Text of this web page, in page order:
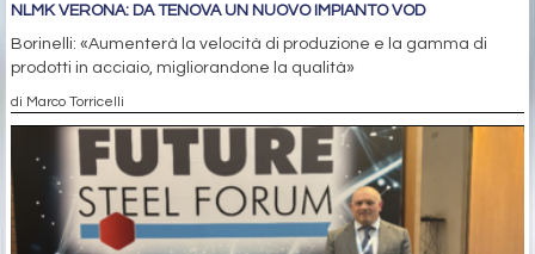
NLMK VERONA: DA TENOVA UN NUOVO IMPIANTO VOD
Borinelli: «Aumenterà la velocità di produzione e la gamma di
prodotti in acciaio, migliorandone la qualità»
di Marco Torricelli